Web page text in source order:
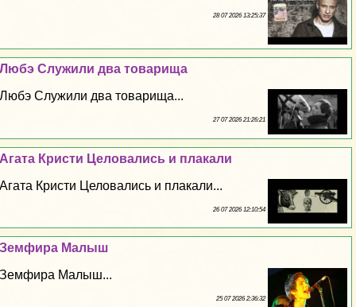
28 07 2026 13:25:37
Любэ Служили два товарища
Любэ Служили два товарища...
27 07 2026 21:26:21
Агата Кристи Целовались и плакали
Агата Кристи Целовались и плакали...
26 07 2026 12:10:54
Земфира Малыш
Земфира Малыш...
25 07 2026 2:36:32